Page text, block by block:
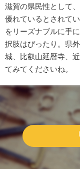
滋賀の県民性として
優れているとされて
をリーズナブルに手
択肢はぴったり。県
城、比叡山延暦寺、
てみてくださいね。